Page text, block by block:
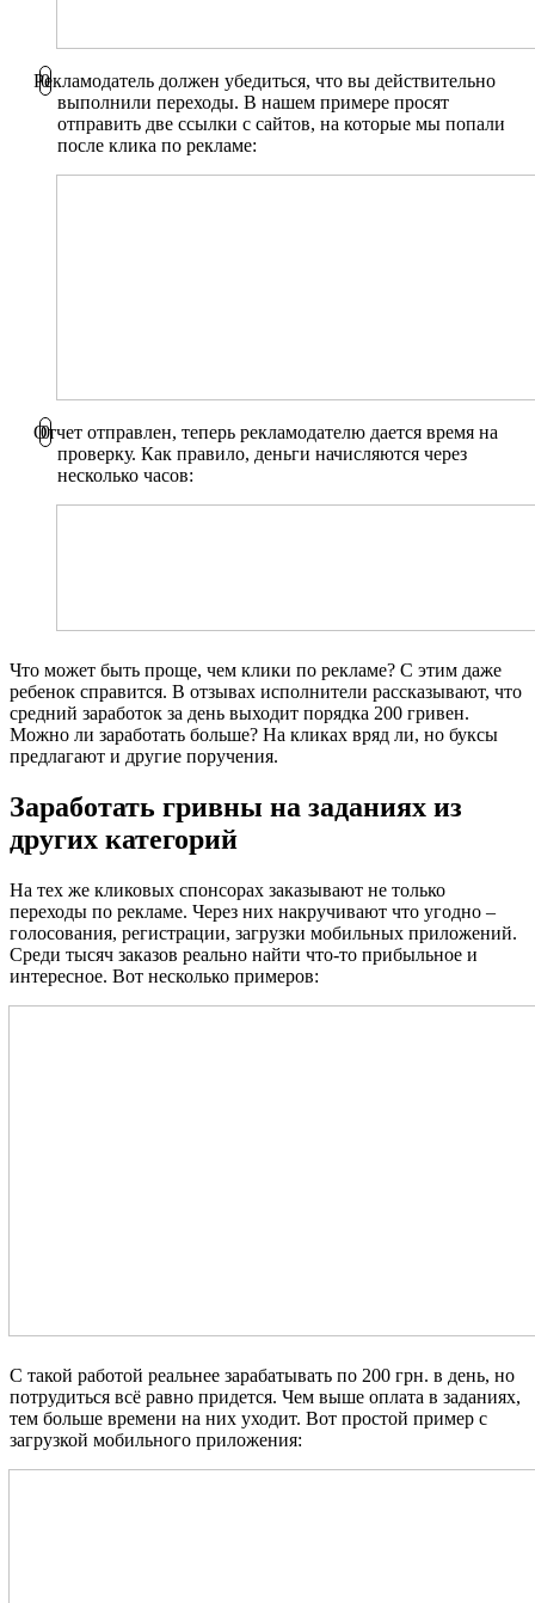
Рекламодатель должен убедиться, что вы действительно
выполнили переходы. В нашем примере просят
отправить две ссылки с сайтов, на которые мы попали
после клика по рекламе:
Отчет отправлен, теперь рекламодателю дается время на
проверку. Как правило, деньги начисляются через
несколько часов:
Что может быть проще, чем клики по рекламе? С этим даже
ребенок справится. В отзывах исполнители рассказывают, что
средний заработок за день выходит порядка 200 гривен.
Можно ли заработать больше? На кликах вряд ли, но буксы
предлагают и другие поручения.
Заработать гривны на заданиях из
других категорий
На тех же кликовых спонсорах заказывают не только
переходы по рекламе. Через них накручивают что угодно –
голосования, регистрации, загрузки мобильных приложений.
Среди тысяч заказов реально найти что-то прибыльное и
интересное. Вот несколько примеров:
С такой работой реальнее зарабатывать по 200 грн. в день, но
потрудиться всё равно придется. Чем выше оплата в заданиях,
тем больше времени на них уходит. Вот простой пример с
загрузкой мобильного приложения: